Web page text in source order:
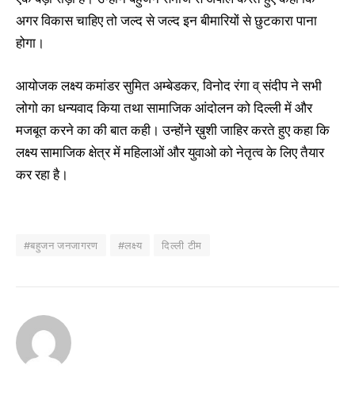
अगर विकास चाहिए तो जल्द से जल्द इन बीमारियों से छुटकारा पाना
होगा।
आयोजक लक्ष्य कमांडर सुमित अम्बेडकर, विनोद रंगा व् संदीप ने सभी
लोगो का धन्यवाद किया तथा सामाजिक आंदोलन को दिल्ली में और
मजबूत करने का की बात कही। उन्होंने ख़ुशी जाहिर करते हुए कहा कि
लक्ष्य सामाजिक क्षेत्र में महिलाओं और युवाओ को नेतृत्व के लिए तैयार
कर रहा है।
#बहुजन जनजागरण #लक्ष्य दिल्ली टीम